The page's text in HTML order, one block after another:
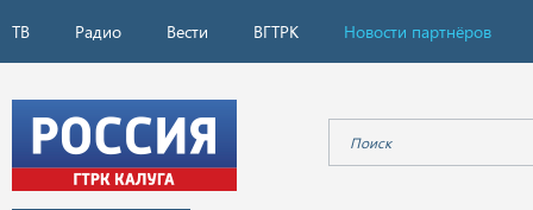
ТВ Радио Вести ВГТРК Новости партнёров